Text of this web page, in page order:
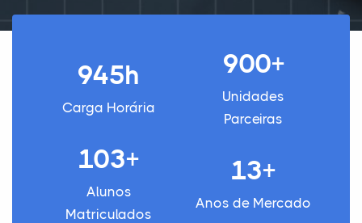
945h
Carga Horária
900+
Unidades
Parceiras
103+
Alunos
Matriculados
13+
Anos de Mercado